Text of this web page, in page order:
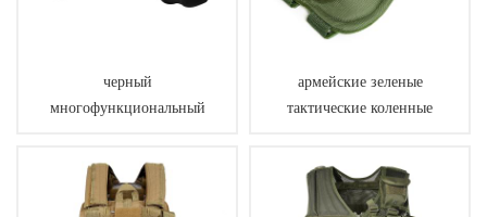
черный
многофункциональный
армейские зеленые
тактические коленные